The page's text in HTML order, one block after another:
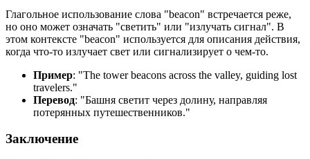
Глагольное использование слова "beacon" встречается реже,
но оно может означать "светить" или "излучать сигнал". В
этом контексте "beacon" используется для описания действия,
когда что-то излучает свет или сигнализирует о чем-то.
Пример: "The tower beacons across the valley, guiding lost
travelers."
Перевод: "Башня светит через долину, направляя
потерянных путешественников."
Заключение